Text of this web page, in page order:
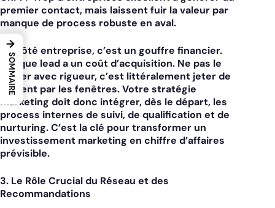
premier contact, mais laissent fuir la valeur par
manque de process robuste en aval.
Vu côté entreprise, c’est un gouffre financier.
Chaque lead a un coût d’acquisition. Ne pas le
traiter avec rigueur, c’est littéralement jeter de
l’argent par les fenêtres. Votre stratégie
marketing doit donc intégrer, dès le départ, les
process internes de suivi, de qualification et de
nurturing. C’est la clé pour transformer un
investissement marketing en chiffre d’affaires
prévisible.
3. Le Rôle Crucial du Réseau et des
Recommandations
→
SOMMAIRE